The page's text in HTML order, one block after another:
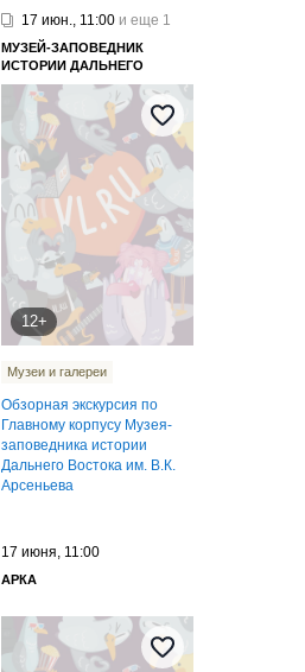
17 июн., 11:00 и еще 1
МУЗЕЙ-ЗАПОВЕДНИК
ИСТОРИИ ДАЛЬНЕГО
ВОСТОКА ИМЕНИ В. К.
АРСЕНЬЕВА
12+
Музеи и галереи
Обзорная экскурсия по
Главному корпусу Музея-
заповедника истории
Дальнего Востока им. В.К.
Арсеньева
17 июня, 11:00
АРКА